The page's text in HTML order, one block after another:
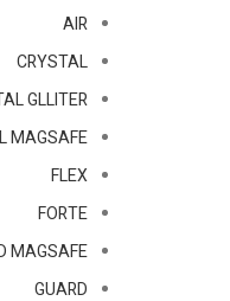
AIR
CRYSTAL
GLLITER
MAGSAFE
FLEX
FORTE
MAGSAFE
GUARD